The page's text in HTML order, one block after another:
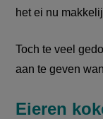
het ei nu
Toch te veel
aan te geven
Eieren